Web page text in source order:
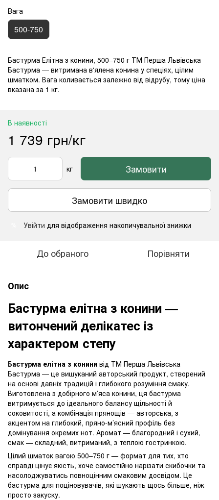
Вага
500-750
Бастурма Елітна з конини, 500–750 г ТМ Перша Львівська
Бастурма — витримана в'ялена конина у спеціях, цілим
шматком. Вага коливається залежно від відрубу, тому ціна
вказана за 1 кг.
В наявності
1 739 грн/кг
кг Замовити
Замовити швидко
Увійти для відображення накопичувальної знижки
До обраного Порівняти
Опис
Бастурма елітна з конини —
витончений делікатес із
характером степу
Бастурма елітна з конини від ТМ Перша Львівська
Бастурма — це вишуканий авторський продукт, створений
на основі давніх традицій і глибокого розуміння смаку.
Виготовлена з добірного м’яса конини, ця бастурма
витримується до ідеального балансу щільності й
соковитості, а комбінація прянощів — авторська, з
акцентом на глибокий, пряно-м’ясний профіль без
домінування окремих нот. Аромат — благородний і сухий,
смак — складний, витриманий, з теплою гостринкою.
Цілий шматок вагою 500–750 г — формат для тих, хто
справді цінує якість, хоче самостійно нарізати скибочки та
насолоджуватись повноцінним смаковим досвідом. Це
бастурма для поціновувачів, які шукають щось більше, ніж
просто закуску.